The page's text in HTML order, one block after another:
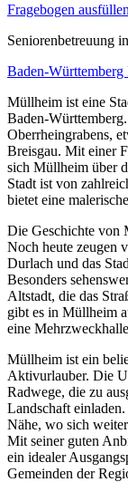
Fragebogen ausfüllen
Senioren­betreuung
Baden-Württemberg
Müllheim ist eine
Baden-
Oberrheingrabens,
Breisgau. Mit einer
sich Müllheim über
Stadt ist von
bietet eine
Die Geschichte von
Noch heute zeugen
Durlach und das
Besonders
Altstadt, die das
gibt es in Müllheim
eine
Müllheim ist ein
Aktivurlauber. Die
Radwege, die zu
Landschaft
Nähe, wo sich
Mit seiner guten
ein idealer
Gemeinden der